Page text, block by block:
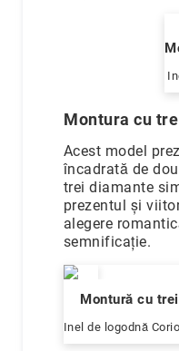
Montura cu
Acest model
încadrată de
trei diamante
prezentul și
alegere
semnificație.
Montură cu
Inel de logodnă